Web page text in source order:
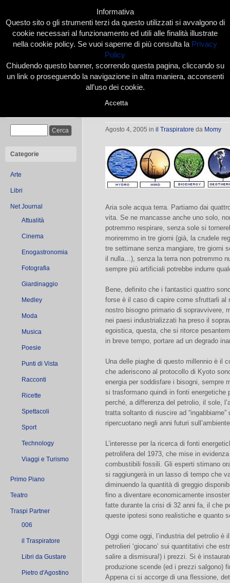
Home Presentazione Redazione Le nostre firme
Categorie
Arte
Libri
Net Journal
Attualità
Cinema
Enogastronomia
Fotografia
Giardinaggio
Medley
Moda
Musica
Poesie
Punti di Vista
Racconti
Ricette
Spettacoli
Sport
Technology
Viaggi e Turismo
Primo Piano
Teatro
Traspi Partner
006
il Traspiratore
Libri da Gustare
Pietro d'Agostino
Come salvare la Terra
Agosto 4, 2005 in il Traspiratore da Momy
Aria sole acqua terra. Partiamo dai
vita. Se ne mancasse anche uno solo,
potremmo respirare, senza sole si
moriremmo in tre giorni (già, la crudele
tre settimane senza mangiare, tre giorni
il nulla…), senza la terra non potremmo
sempre più artificiali potrebbe indurre
Bene, definito che i fantastici quattro
forse è il caso di capire come sfruttarli
nostro bisogno primario di sopravvivere,
nei paesi industrializzati ha preso il
egoistica, questa, che si ritorce
in breve tempo, portare ad un degrado
Una delle piaghe di questo millennio è il
che aderiscono al protocollo di Kyoto
energia per soddisfare i bisogni, sempre
si trasformano quindi in fonti
perché, a differenza del petrolio, il sole,
tratta soltanto di riuscire ad
ripercuotano negli anni futuri
L’interesse per la ricerca di fonti
petrolifera del 1973, che mise in
combustibili fossili. Gli esperti stimano
si raggiungerà in un lasso di tempo che
diminuendo la quantità di greggio
fino a diventare economicamente
fatte durante la crisi di 32 anni fa, il che
queste ipotesi sono realistiche e quanto
Oggi come oggi, l’industria del petrolio è
petrolieri ‘giocano’ sui quantitativi che
salire a dismisura!) i prezzi. Si è
produzione scende (ed i prezzi salgono)
Appena ci si accorge di una flessione,
Informativa
Questo sito o gli strumenti terzi da questo utilizzati si avvalgono di
cookie necessari al funzionamento ed utili alle finalità illustrate
nella cookie policy. Se vuoi saperne di più consulta la Privacy
Policy
Chiudendo questo banner, scorrendo questa pagina, cliccando su
un link o proseguendo la navigazione in altra maniera, acconsenti
all’uso dei cookie.
Accetta